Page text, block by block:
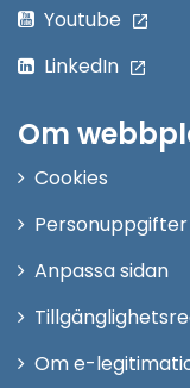
Youtube
LinkedIn
Om
Cookies
Personuppgifter
Anpassa sidan
Om e-